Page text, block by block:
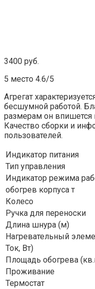
3400 руб.
5 место 4.6/5
Агрегат
бесшумной работой.
размерам он впишется
Качество сборки и
пользователей.
Индикатор питания
Тип управления
Индикатор режима
обогрев корпуса т
Колесо
Ручка для переноски
Длина шнура (м)
Нагревательный
Ток, Вт)
Площадь обогрева
Проживание
Термостат